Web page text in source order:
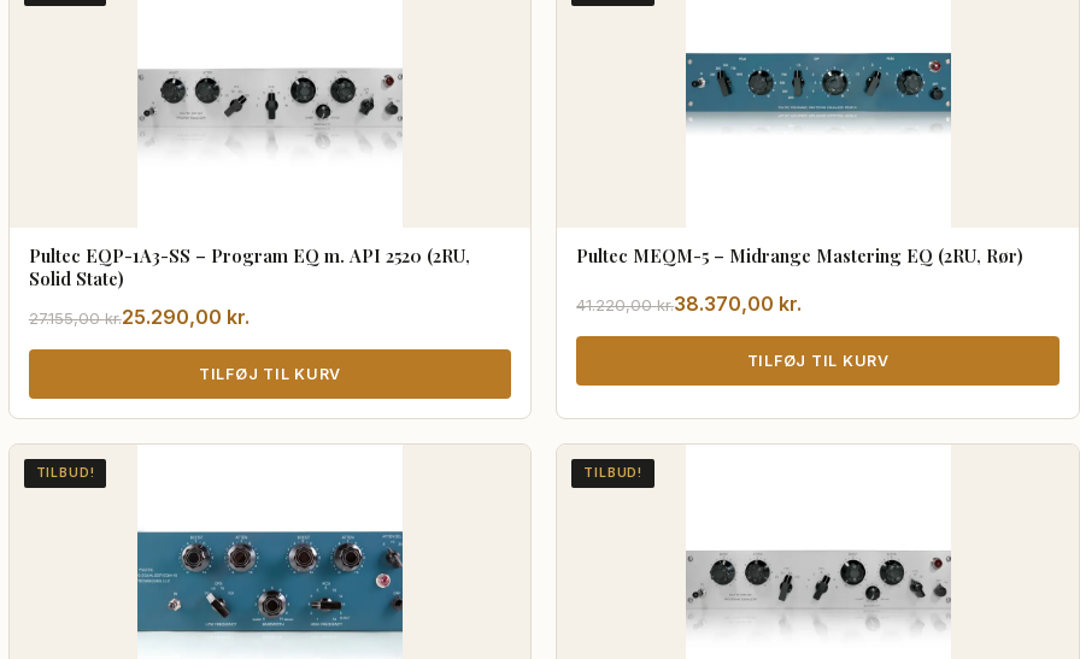
Pultec EQP-1A3-SS – Program EQ m. API 2520 (2RU,
Solid State)
27.155,00kr.
Den
oprindelige
var:
25.290,00 kr.
Den
aktuelle
er:
TILFØJ TIL KURV
Pultec MEQM-5 – Midrange Mastering EQ (2RU, Rør)
41.220,00kr.
Den
oprindelige
var:
41.220,00 kr..
38.370,00 kr.
Den
aktuelle
er:
38.370,00 kr..
TILFØJ TIL KURV
TILBUD! TILBUD!